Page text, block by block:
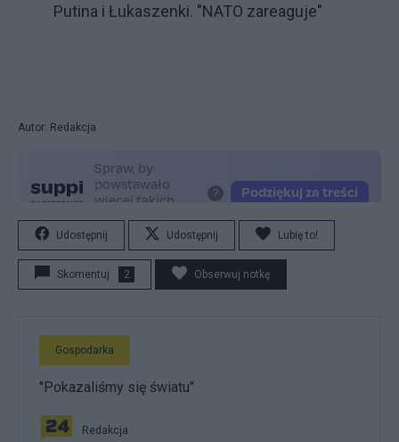
Putina i Łukaszenki. "NATO zareaguje"
Autor: Redakcja
Udostępnij Udostępnij Lubię to!
Skomentuj 2 Obserwuj notkę
Gospodarka
"Pokazaliśmy się światu"
Redakcja